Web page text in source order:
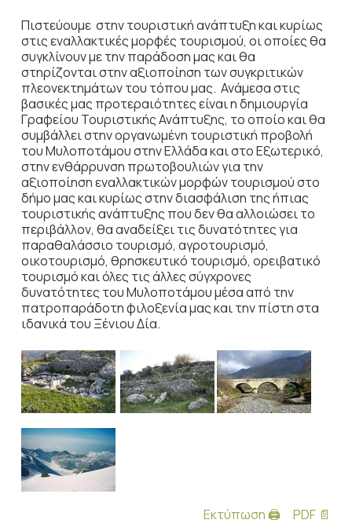
Πιστεύουμε στην τουριστική ανάπτυξη και κυρίως
στις εναλλακτικές μορφές τουρισμού, οι οποίες θα
συγκλίνουν με την παράδοση μας και θα
στηρίζονται στην αξιοποίηση των συγκριτικών
πλεονεκτημάτων του τόπου μας. Ανάμεσα στις
βασικές μας προτεραιότητες είναι η δημιουργία
Γραφείου Τουριστικής Ανάπτυξης, το οποίο και θα
συμβάλλει στην οργανωμένη τουριστική προβολή
του Μυλοποτάμου στην Ελλάδα και στο Εξωτερικό,
στην ενθάρρυνση πρωτοβουλιών για την
αξιοποίηση εναλλακτικών μορφών τουρισμού στο
δήμο μας και κυρίως στην διασφάλιση της ήπιας
τουριστικής ανάπτυξης που δεν θα αλλοιώσει το
περιβάλλον, θα αναδείξει τις δυνατότητες για
παραθαλάσσιο τουρισμό, αγροτουρισμό,
οικοτουρισμό, θρησκευτικό τουρισμό, ορειβατικό
τουρισμό και όλες τις άλλες σύγχρονες
δυνατότητες του Μυλοποτάμου μέσα από την
πατροπαράδοτη φιλοξενία μας και την πίστη στα
ιδανικά του Ξένιου Δία.
Εκτύπωση 🖨 PDF 📄